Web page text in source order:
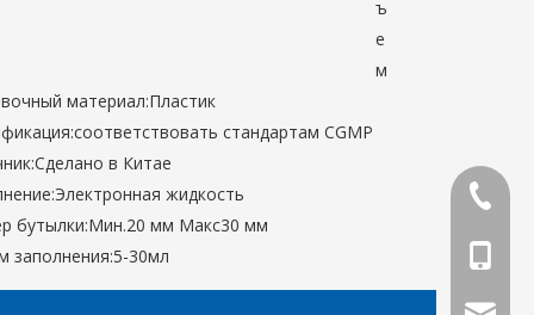
ъ
е
м
материал:Пластик
соответствовать стандартам CGMP
Сделано в Китае
Электронная жидкость
бутылки:Мин.20 мм Макс30 мм
заполнения:5-30мл
86-